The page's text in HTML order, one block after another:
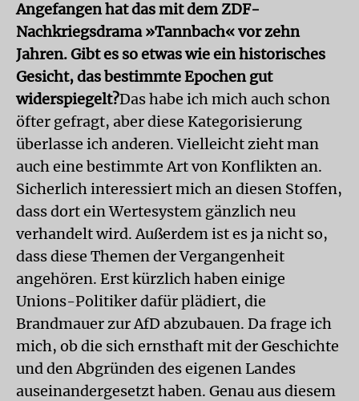
Angefangen hat das mit dem ZDF-
Nachkriegsdrama »Tannbach« vor zehn
Jahren. Gibt es so etwas wie ein historisches
Gesicht, das bestimmte Epochen gut
widerspiegelt?Das habe ich mich auch schon
öfter gefragt, aber diese Kategorisierung
überlasse ich anderen. Vielleicht zieht man
auch eine bestimmte Art von Konflikten an.
Sicherlich interessiert mich an diesen Stoffen,
dass dort ein Wertesystem gänzlich neu
verhandelt wird. Außerdem ist es ja nicht so,
dass diese Themen der Vergangenheit
angehören. Erst kürzlich haben einige
Unions-Politiker dafür plädiert, die
Brandmauer zur AfD abzubauen. Da frage ich
mich, ob die sich ernsthaft mit der Geschichte
und den Abgründen des eigenen Landes
auseinandergesetzt haben. Genau aus diesem